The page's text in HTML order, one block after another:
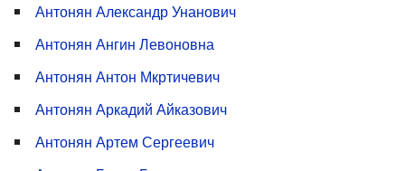
Антонян Александр Унанович
Антонян Ангин Левоновна
Антонян Антон Мкртичевич
Антонян Аркадий Айказович
Антонян Артем Сергеевич